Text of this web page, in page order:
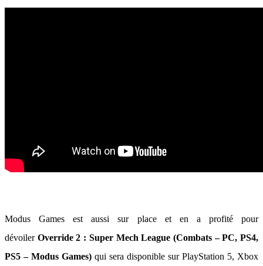
Modus Games est aussi sur place et en a profité pour
dévoiler Override 2 : Super Mech League (Combats – PC, PS4,
PS5 – Modus Games) qui sera disponible sur PlayStation 5, Xbox